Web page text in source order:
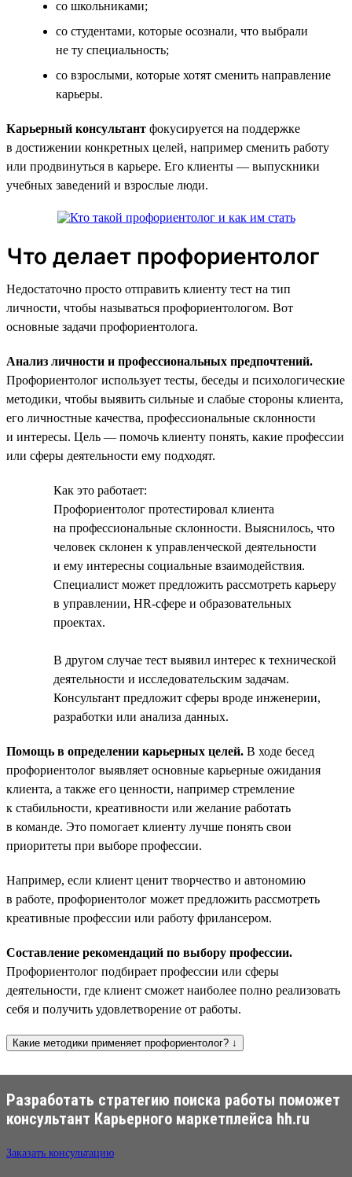
со школьниками;
со студентами, которые осознали, что выбрали
не ту специальность;
со взрослыми, которые хотят сменить направление
карьеры.
Карьерный консультант фокусируется на поддержке
в достижении конкретных целей, например сменить работу
или продвинуться в карьере. Его клиенты — выпускники
учебных заведений и взрослые люди.
Что делает профориентолог
Недостаточно просто отправить клиенту тест на тип
личности, чтобы называться профориентологом. Вот
основные задачи профориентолога.
Анализ личности и профессиональных предпочтений.
Профориентолог использует тесты, беседы и психологические
методики, чтобы выявить сильные и слабые стороны клиента,
его личностные качества, профессиональные склонности
и интересы. Цель — помочь клиенту понять, какие профессии
или сферы деятельности ему подходят.
Как это работает:
Профориентолог протестировал клиента
на профессиональные склонности. Выяснилось, что
человек склонен к управленческой деятельности
и ему интересны социальные взаимодействия.
Специалист может предложить рассмотреть карьеру
в управлении, HR-сфере и образовательных
проектах.
В другом случае тест выявил интерес к технической
деятельности и исследовательским задачам.
Консультант предложит сферы вроде инженерии,
разработки или анализа данных.
Помощь в определении карьерных целей. В ходе бесед
профориентолог выявляет основные карьерные ожидания
клиента, а также его ценности, например стремление
к стабильности, креативности или желание работать
в команде. Это помогает клиенту лучше понять свои
приоритеты при выборе профессии.
Например, если клиент ценит творчество и автономию
в работе, профориентолог может предложить рассмотреть
креативные профессии или работу фрилансером.
Составление рекомендаций по выбору профессии.
Профориентолог подбирает профессии или сферы
деятельности, где клиент сможет наиболее полно реализовать
себя и получить удовлетворение от работы.
Какие методики применяет профориентолог? ↓
Разработать стратегию поиска работы поможет
консультант Карьерного маркетплейса hh.ru
Заказать консультацию